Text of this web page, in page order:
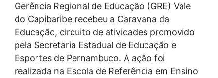
Gerência Regional de Educação (GRE) Vale
do Capibaribe recebeu a Caravana da
Educação, circuito de atividades promovido
pela Secretaria Estadual de Educação e
Esportes de Pernambuco. A ação foi
realizada na Escola de Referência em Ensino